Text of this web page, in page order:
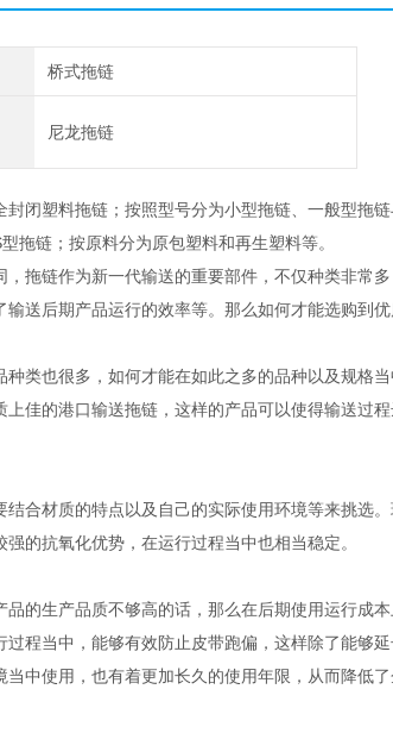
桥式拖链
尼龙拖链
闭塑料拖链；按照型号分为小型拖链、一般型拖
拖链；按原料分为原包塑料和再生塑料等。
拖链作为新一代输送的重要部件，不仅种类非常
送后期产品运行的效率等。那么如何才能选购到
类也很多，如何才能在如此之多的品种以及规格
佳的港口输送拖链，这样的产品可以使得输送过
合材质的特点以及自己的实际使用环境等来挑选
的抗氧化优势，在运行过程当中也相当稳定。
的生产品质不够高的话，那么在后期使用运行成
程当中，能够有效防止皮带跑偏，这样除了能够
中使用，也有着更加长久的使用年限，从而降低